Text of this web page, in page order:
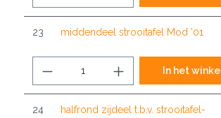
23 middendeel strooitafel Mod '01
In het
24
halfrond zijdeel t.b.v. strooitafel-